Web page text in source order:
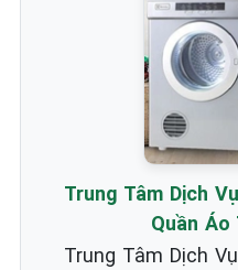
Trung Tâm Dịch
Quần Áo
Trung Tâm Dịch